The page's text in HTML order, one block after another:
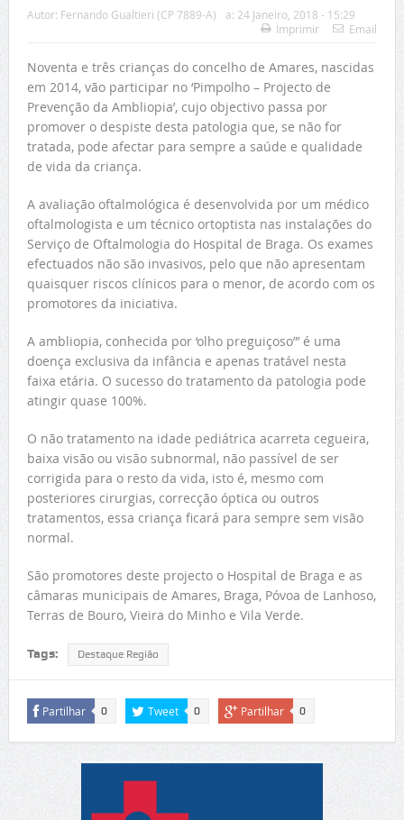
Autor: Fernando Gualtieri (CP 7889-A) a: 24 Janeiro, 2018 - 15:29
Imprimir
Email
Noventa e três crianças do concelho de Amares, nascidas
em 2014, vão participar no ‘Pimpolho – Projecto de
Prevenção da Ambliopia’, cujo objectivo passa por
promover o despiste desta patologia que, se não for
tratada, pode afectar para sempre a saúde e qualidade
de vida da criança.
A avaliação oftalmológica é desenvolvida por um médico
oftalmologista e um técnico ortoptista nas instalações do
Serviço de Oftalmologia do Hospital de Braga. Os exames
efectuados não são invasivos, pelo que não apresentam
quaisquer riscos clínicos para o menor, de acordo com os
promotores da iniciativa.
A ambliopia, conhecida por ‘olho preguiçoso”’ é uma
doença exclusiva da infância e apenas tratável nesta
faixa etária. O sucesso do tratamento da patologia pode
atingir quase 100%.
O não tratamento na idade pediátrica acarreta cegueira,
baixa visão ou visão subnormal, não passível de ser
corrigida para o resto da vida, isto é, mesmo com
posteriores cirurgias, correcção óptica ou outros
tratamentos, essa criança ficará para sempre sem visão
normal.
São promotores deste projecto o Hospital de Braga e as
câmaras municipais de Amares, Braga, Póvoa de Lanhoso,
Terras de Bouro, Vieira do Minho e Vila Verde.
Tags: Destaque Região
Partilhar 0 Tweet 0 Partilhar 0